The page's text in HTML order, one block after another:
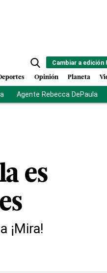
Cambiar a edición
Opinión Planeta
Agente Rebecca DePaula
es
¡Mira!